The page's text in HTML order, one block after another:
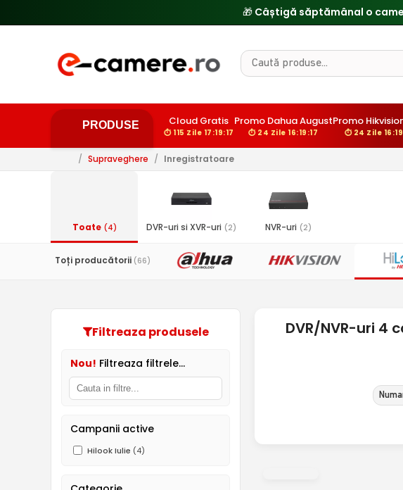
🎁 Câștigă săptămânal o
PRODUSE Cloud Gratis
⏱ 115 Zile 17:19:16
Promo Dahua August
⏱ 24 Zile 16:19:16
Promo
⏱ 24 Zile
/ Supraveghere / Inregistratoare
Toate (4) DVR-uri si XVR-uri (2) NVR-uri (2)
Toți producătorii (66)
Filtreaza produsele
Nou! Filtreaza filtrele...
Campanii active
Hilook Iulie (4)
DVR/NVR-uri 4